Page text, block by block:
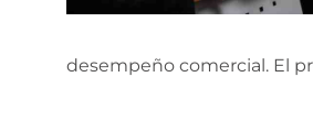
desempeño comercial. El